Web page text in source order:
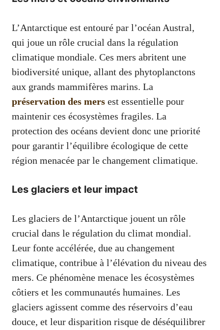
L’Antarctique est entouré par l’océan Austral,
qui joue un rôle crucial dans la régulation
climatique mondiale. Ces mers abritent une
biodiversité unique, allant des phytoplanctons
aux grands mammifères marins. La
préservation des mers est essentielle pour
maintenir ces écosystèmes fragiles. La
protection des océans devient donc une priorité
pour garantir l’équilibre écologique de cette
région menacée par le changement climatique.
Les glaciers et leur impact
Les glaciers de l’Antarctique jouent un rôle
crucial dans le régulation du climat mondial.
Leur fonte accélérée, due au changement
climatique, contribue à l’élévation du niveau des
mers. Ce phénomène menace les écosystèmes
côtiers et les communautés humaines. Les
glaciers agissent comme des réservoirs d’eau
douce, et leur disparition risque de déséquilibrer